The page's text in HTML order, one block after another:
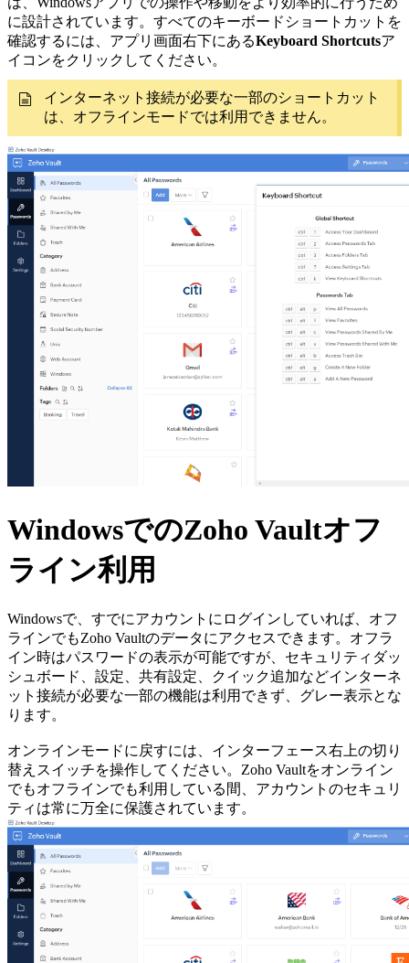
に設計されています。すべてのキーボードショートカットを
確認するには、アプリ画面右下にあるKeyboard Shortcutsア
イコンをクリックしてください。
インターネット接続が必要な一部のショートカット
は、オフラインモードでは利用できません。
WindowsでのZoho Vaultオフ
ライン利用
Windowsで、すでにアカウントにログインしていれば、オフ
ラインでもZoho Vaultのデータにアクセスできます。オフラ
イン時はパスワードの表示が可能ですが、セキュリティダッ
シュボード、設定、共有設定、クイック追加などインターネ
ット接続が必要な一部の機能は利用できず、グレー表示とな
ります。
オンラインモードに戻すには、インターフェース右上の切り
替えスイッチを操作してください。Zoho Vaultをオンライン
でもオフラインでも利用している間、アカウントのセキュリ
ティは常に万全に保護されています。